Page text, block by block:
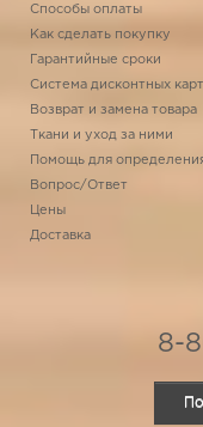
Способы оплаты
Как сделать покупку
Гарантийные сроки
Система дисконтных карт
Возврат и замена товара
Ткани и уход за ними
Помощь для
Вопрос/Ответ
Цены
Доставка
8-